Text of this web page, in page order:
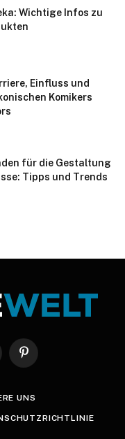
Wichtige Infos zu
Einfluss und
Komikers
für die Gestaltung
Tipps und Trends
Pinterest
UNS